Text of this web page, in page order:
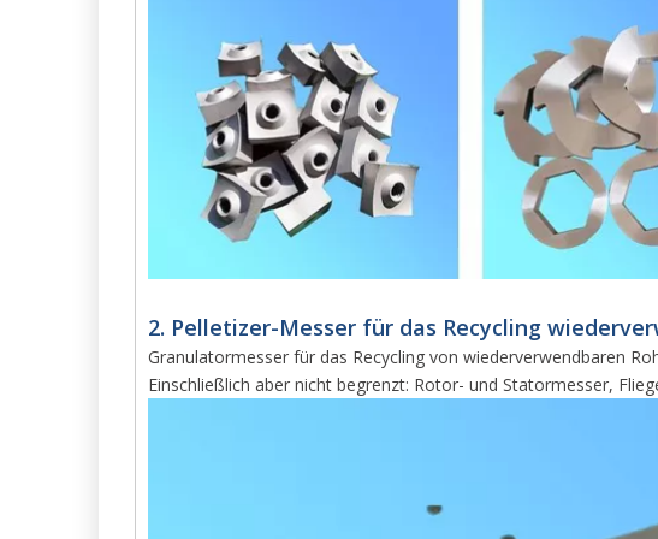
2. Pelletizer-Messer für das Recycling
Granulatormesser für das Recycling von wiederverwendbaren
Einschließlich aber nicht begrenzt: Rotor- und Statormesser,